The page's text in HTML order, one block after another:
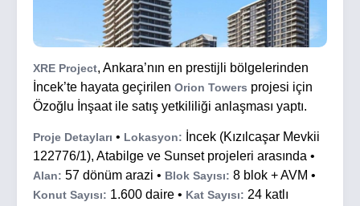
XRE Project, Ankara’nın en prestijli bölgelerinden
İncek’te hayata geçirilen Orion Towers projesi için
Özoğlu İnşaat ile satış yetkililiği anlaşması yaptı.
Proje Detayları • Lokasyon: İncek (Kızılcaşar Mevkii
122776/1), Atabilge ve Sunset projeleri arasında •
Alan: 57 dönüm arazi • Blok Sayısı: 8 blok + AVM •
Konut Sayısı: 1.600 daire • Kat Sayısı: 24 katlı